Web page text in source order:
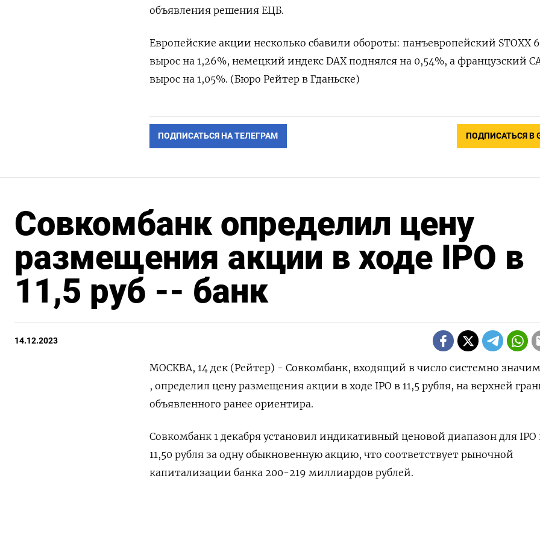
объявления решения ЕЦБ.
Европейские акции несколько сбавили обороты: панъевропейский STOXX
вырос на 1,26%, немецкий индекс DAX поднялся на 0,54%, а французский
вырос на 1,05%. (Бюро Рейтер в Гданьске)
ПОДПИСАТЬСЯ НА ТЕЛЕГРАМ ПОДПИСАТЬСЯ В
Совкомбанк определил цену
размещения акции в ходе IPO в
11,5 руб -- банк
14.12.2023
МОСКВА, 14 дек (Рейтер) - Совкомбанк, входящий в число системно
, определил цену размещения акции в ходе IPO в 11,5 рубля, на верхней
объявленного ранее ориентира.
Совкомбанк 1 декабря установил индикативный ценовой диапазон для IPO
11,50 рубля за одну обыкновенную акцию, что соответствует рыночной
капитализации банка 200-219 миллиардов рублей.